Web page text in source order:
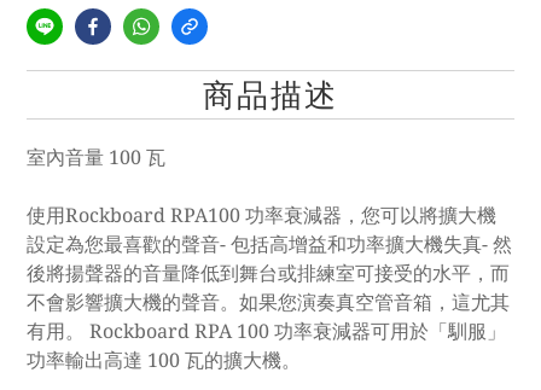
商品描述
室內音量 100 瓦
使用Rockboard RPA100 功率衰減器，您可以將擴大機
設定為您最喜歡的聲音- 包括高增益和功率擴大機失真- 然
後將揚聲器的音量降低到舞台或排練室可接受的水平，而
不會影響擴大機的聲音。如果您演奏真空管音箱，這尤其
有用。 Rockboard RPA 100 功率衰減器可用於「馴服」
功率輸出高達 100 瓦的擴大機。